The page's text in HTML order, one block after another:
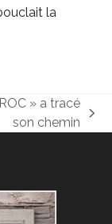
la
» a tracé
son chemin